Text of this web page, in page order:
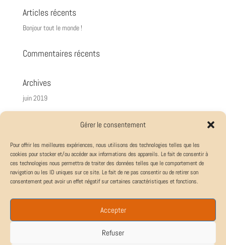
Gérer le consentement
Pour offrir les meilleures expériences, nous utilisons des technologies telles que les
cookies pour stocker et/ou accéder aux informations des appareils. Le fait de consentir à
ces technologies nous permettra de traiter des données telles que le comportement de
navigation ou les ID uniques sur ce site. Le fait de ne pas consentir ou de retirer son
consentement peut avoir un effet négatif sur certaines caractéristiques et fonctions.
Accepter
Refuser
Articles récents
Bonjour tout le monde !
Commentaires récents
Archives
juin 2019
Méta
Connexion